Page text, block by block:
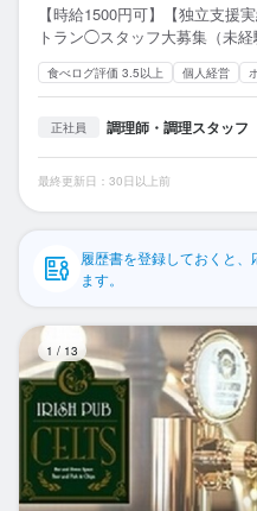
スカウト・メルマガ受信設定
ヘルプ・お問い合わせフォーム
掲載をご検討の店舗様へ
食べログ求人PRESS
プライバシーポリシー
利用規約
【時給1500円可】【独立支援
トラン◯スタッフ大募集（未経
食べログ評価 3.5以上 個人経営
正社員 調理師・調理スタッフ
最終更新日：30日以上前
履歴書を登録しておくと、
ます。
1 / 13